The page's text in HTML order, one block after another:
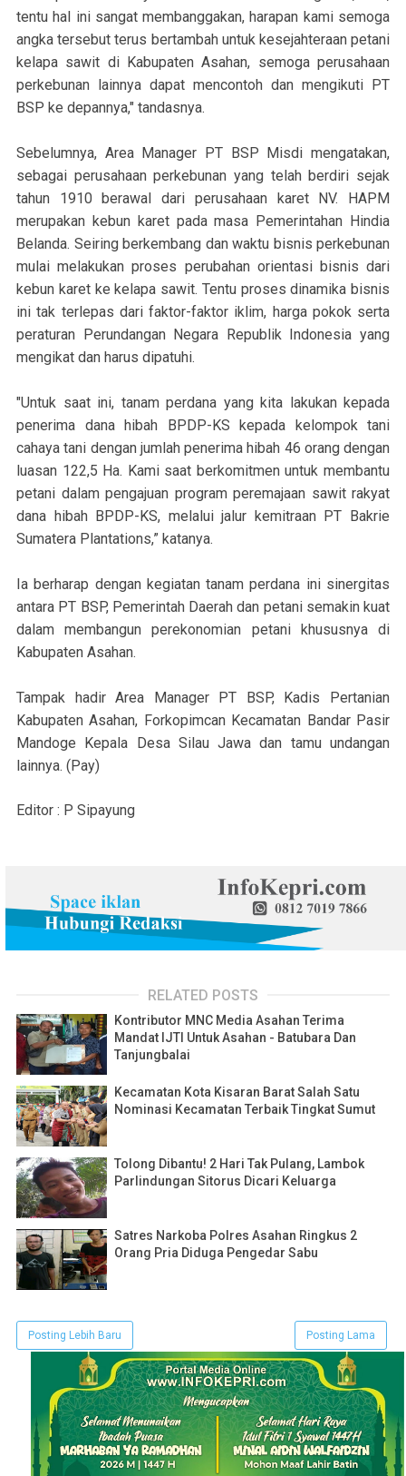
tentu hal ini sangat membanggakan, harapan kami semoga
angka tersebut terus bertambah untuk kesejahteraan petani
kelapa sawit di Kabupaten Asahan, semoga perusahaan
perkebunan lainnya dapat mencontoh dan mengikuti PT
BSP ke depannya," tandasnya.
Sebelumnya, Area Manager PT BSP Misdi mengatakan,
sebagai perusahaan perkebunan yang telah berdiri sejak
tahun 1910 berawal dari perusahaan karet NV. HAPM
merupakan kebun karet pada masa Pemerintahan Hindia
Belanda. Seiring berkembang dan waktu bisnis perkebunan
mulai melakukan proses perubahan orientasi bisnis dari
kebun karet ke kelapa sawit. Tentu proses dinamika bisnis
ini tak terlepas dari faktor-faktor iklim, harga pokok serta
peraturan Perundangan Negara Republik Indonesia yang
mengikat dan harus dipatuhi.
"Untuk saat ini, tanam perdana yang kita lakukan kepada
penerima dana hibah BPDP-KS kepada kelompok tani
cahaya tani dengan jumlah penerima hibah 46 orang dengan
luasan 122,5 Ha. Kami saat berkomitmen untuk membantu
petani dalam pengajuan program peremajaan sawit rakyat
dana hibah BPDP-KS, melalui jalur kemitraan PT Bakrie
Sumatera Plantations,” katanya.
Ia berharap dengan kegiatan tanam perdana ini sinergitas
antara PT BSP, Pemerintah Daerah dan petani semakin kuat
dalam membangun perekonomian petani khususnya di
Kabupaten Asahan.
Tampak hadir Area Manager PT BSP, Kadis Pertanian
Kabupaten Asahan, Forkopimcan Kecamatan Bandar Pasir
Mandoge Kepala Desa Silau Jawa dan tamu undangan
lainnya. (Pay)
Editor : P Sipayung
RELATED POSTS
Kontributor MNC Media Asahan Terima
Mandat IJTI Untuk Asahan - Batubara Dan
Tanjungbalai
Kecamatan Kota Kisaran Barat Salah Satu
Nominasi Kecamatan Terbaik Tingkat Sumut
Tolong Dibantu! 2 Hari Tak Pulang, Lambok
Parlindungan Sitorus Dicari Keluarga
Satres Narkoba Polres Asahan Ringkus 2
Orang Pria Diduga Pengedar Sabu
Posting Lebih Baru Posting Lama